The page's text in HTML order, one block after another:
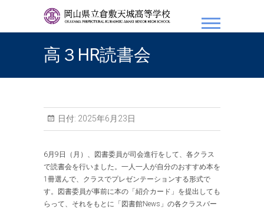
岡山県立倉敷天城高等学
校
高３HR読書会
日付: 2025年6月23日
6月9日（月）、図書委員が司会進行をして、各クラス
で読書会を行いました。一人一人が自分のおすすめ本を
1冊選んで、クラスでプレゼンテーションする形式で
す。図書委員が事前に本の「紹介カード」を提出しても
らって、それをもとに「図書館News」の各クラスバー